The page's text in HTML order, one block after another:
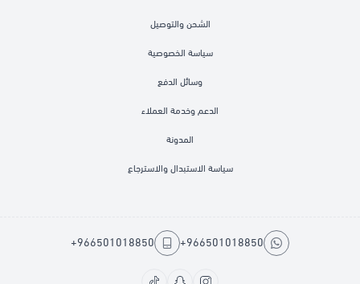
الشحن والتوصيل
سياسة الخصوصية
وسائل الدفع
الدعم وخدمة العملاء
المدونة
سياسة الاستبدال والاسترجاع
+966501018850
+966501018850